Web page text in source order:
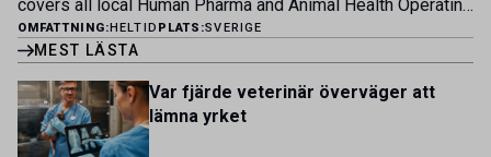
av proaktivt arbete, kunskapsdelning och kontinuerlig
utveckling, där du bidrar till att stärka svensk
covers all local Human Pharma and Animal Health Operating
Units across Belgium, Denmark, Norway, Finland, Greece,
Portugal, Sweden, and The Netherlands. MIDI has a
multicultural and diverse work environment. More than
1.800 employees are striving to work together to improve
lives for patients and […]
OMFATTNING: HELTID PLATS:SVERIGE
MEST LÄSTA
Var fjärde veterinär överväger att
lämna yrket